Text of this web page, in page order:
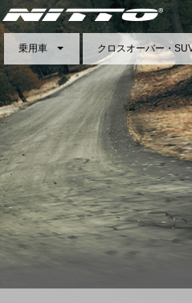
乗用車 クロスオーバー・